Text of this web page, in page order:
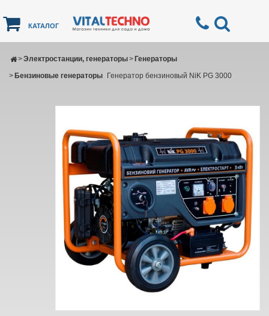
КАТАЛОГ
Электростанции, генераторы
> Генераторы
>
Бензиновые генераторы
> Генератор бензиновый NiK PG 3000